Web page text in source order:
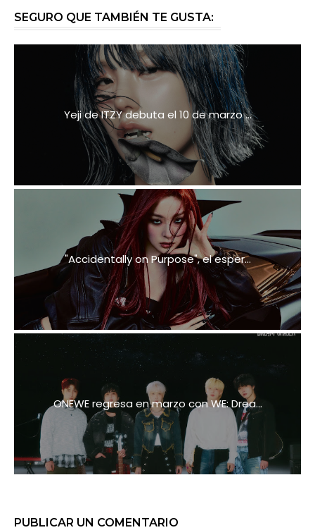
SEGURO QUE TAMBIÉN TE GUSTA:
Yeji de ITZY debuta el 10 de marzo ...
"Accidentally on Purpose", el esper...
ONEWE regresa en marzo con WE: Drea...
PUBLICAR UN COMENTARIO